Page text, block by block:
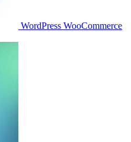
WordPress WooCommerce